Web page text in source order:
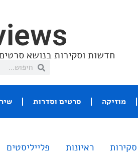
חדשות וסקירות בנושא סרטים,
מוזיקה סרטים וסדרות
סקירות ראיונות פלייליסטים